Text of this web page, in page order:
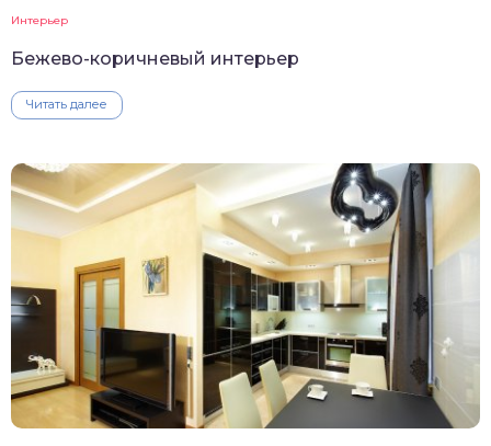
Интерьер
Бежево-коричневый интерьер
Читать далее